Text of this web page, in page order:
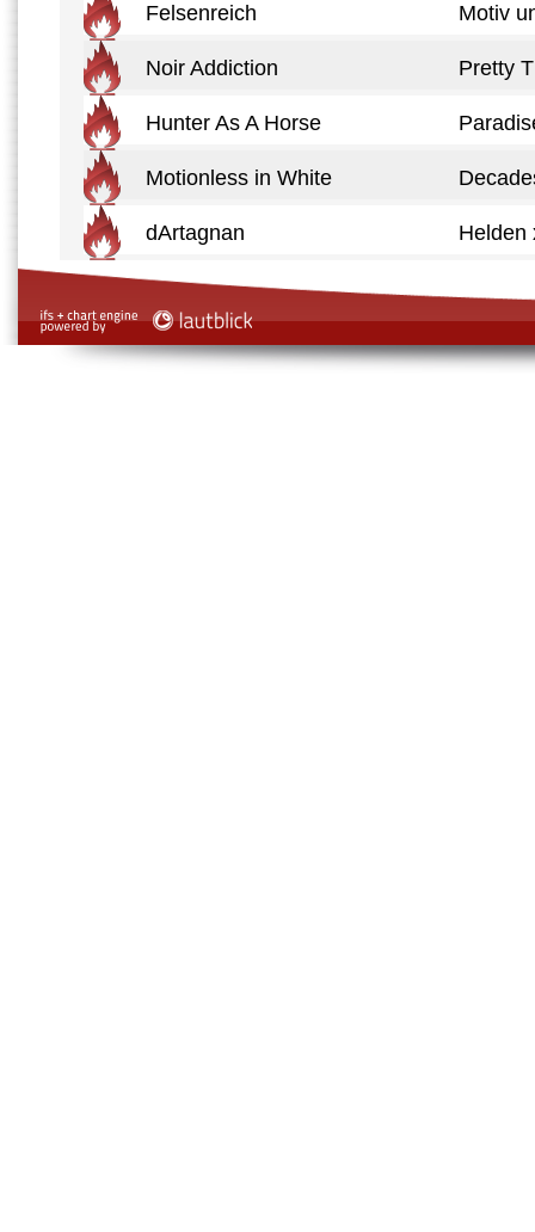
Felsenreich Motiv
Noir Addiction Pretty
Hunter As A Horse
Motionless in White
dArtagnan Helden